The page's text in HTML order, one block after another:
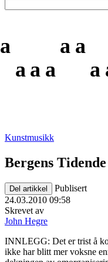
a a
a
a
Kunstmusikk
Bergens
Del artikkel
Publisert
24.03.2010 09:58
Skrevet av
John Hegre
INNLEGG: Det er trist å
ikke har blitt mer voksne